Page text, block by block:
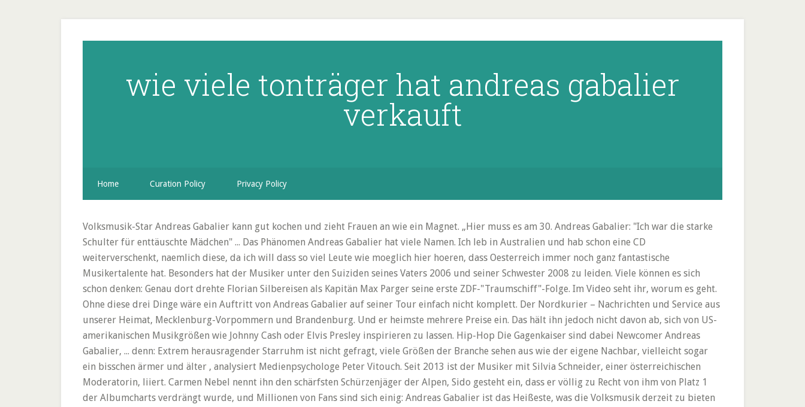
wie viele tonträger hat andreas gabalier
verkauft
Home Curation Policy Privacy Policy
Volksmusik-Star Andreas Gabalier kann gut kochen und zieht Frauen an wie ein Magnet. „Hier muss es am 30. Andreas Gabalier: "Ich war die starke
Schulter für enttäuschte Mädchen" ... Das Phänomen Andreas Gabalier hat viele Namen. Ich leb in Australien und hab schon eine CD
weiterverschenkt, naemlich diese, da ich will dass so viel Leute wie moeglich hier hoeren, dass Oesterreich immer noch ganz fantastische
Musikertalente hat. Besonders hat der Musiker unter den Suiziden seines Vaters 2006 und seiner Schwester 2008 zu leiden. Viele können es sich
schon denken: Genau dort drehte Florian Silbereisen als Kapitän Max Parger seine erste ZDF-"Traumschiff"-Folge. Im Video seht ihr, worum es geht.
Ohne diese drei Dinge wäre ein Auftritt von Andreas Gabalier auf seiner Tour einfach nicht komplett. Der Nordkurier – Nachrichten und Service aus
unserer Heimat, Mecklenburg-Vorpommern und Brandenburg. Und er heimste mehrere Preise ein. Das hält ihn jedoch nicht davon ab, sich von US-
amerikanischen Musikgrößen wie Johnny Cash oder Elvis Presley inspirieren zu lassen. Hip-Hop Die Gagenkaiser sind dabei Newcomer Andreas
Gabalier, ... denn: Extrem herausragender Starruhm ist nicht gefragt, viele Größen der Branche sehen aus wie der eigene Nachbar, vielleicht sogar
ein bisschen ärmer und älter , analysiert Medienpsychologe Peter Vitouch. Seit 2013 ist der Musiker mit Silvia Schneider, einer österreichischen
Moderatorin, liiert. Carmen Nebel nennt ihn den schärfsten Schürzenjäger der Alpen, Sido gesteht ein, dass er völlig zu Recht von ihm von Platz 1
der Albumcharts verdrängt wurde, und Millionen von Fans sind sich einig: Andreas Gabalier ist das Heißeste, was die Volksmusik derzeit zu bieten